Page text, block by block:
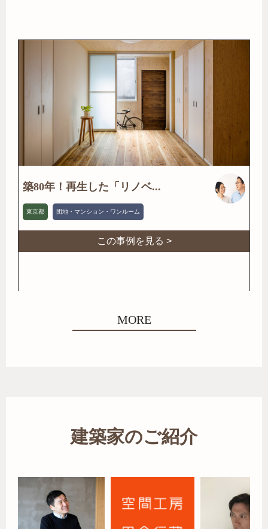
築80年！再生した「リノベ...
東京都 団地・マンション・ワンルーム
この事例を見る >
MORE
建築家のご紹介